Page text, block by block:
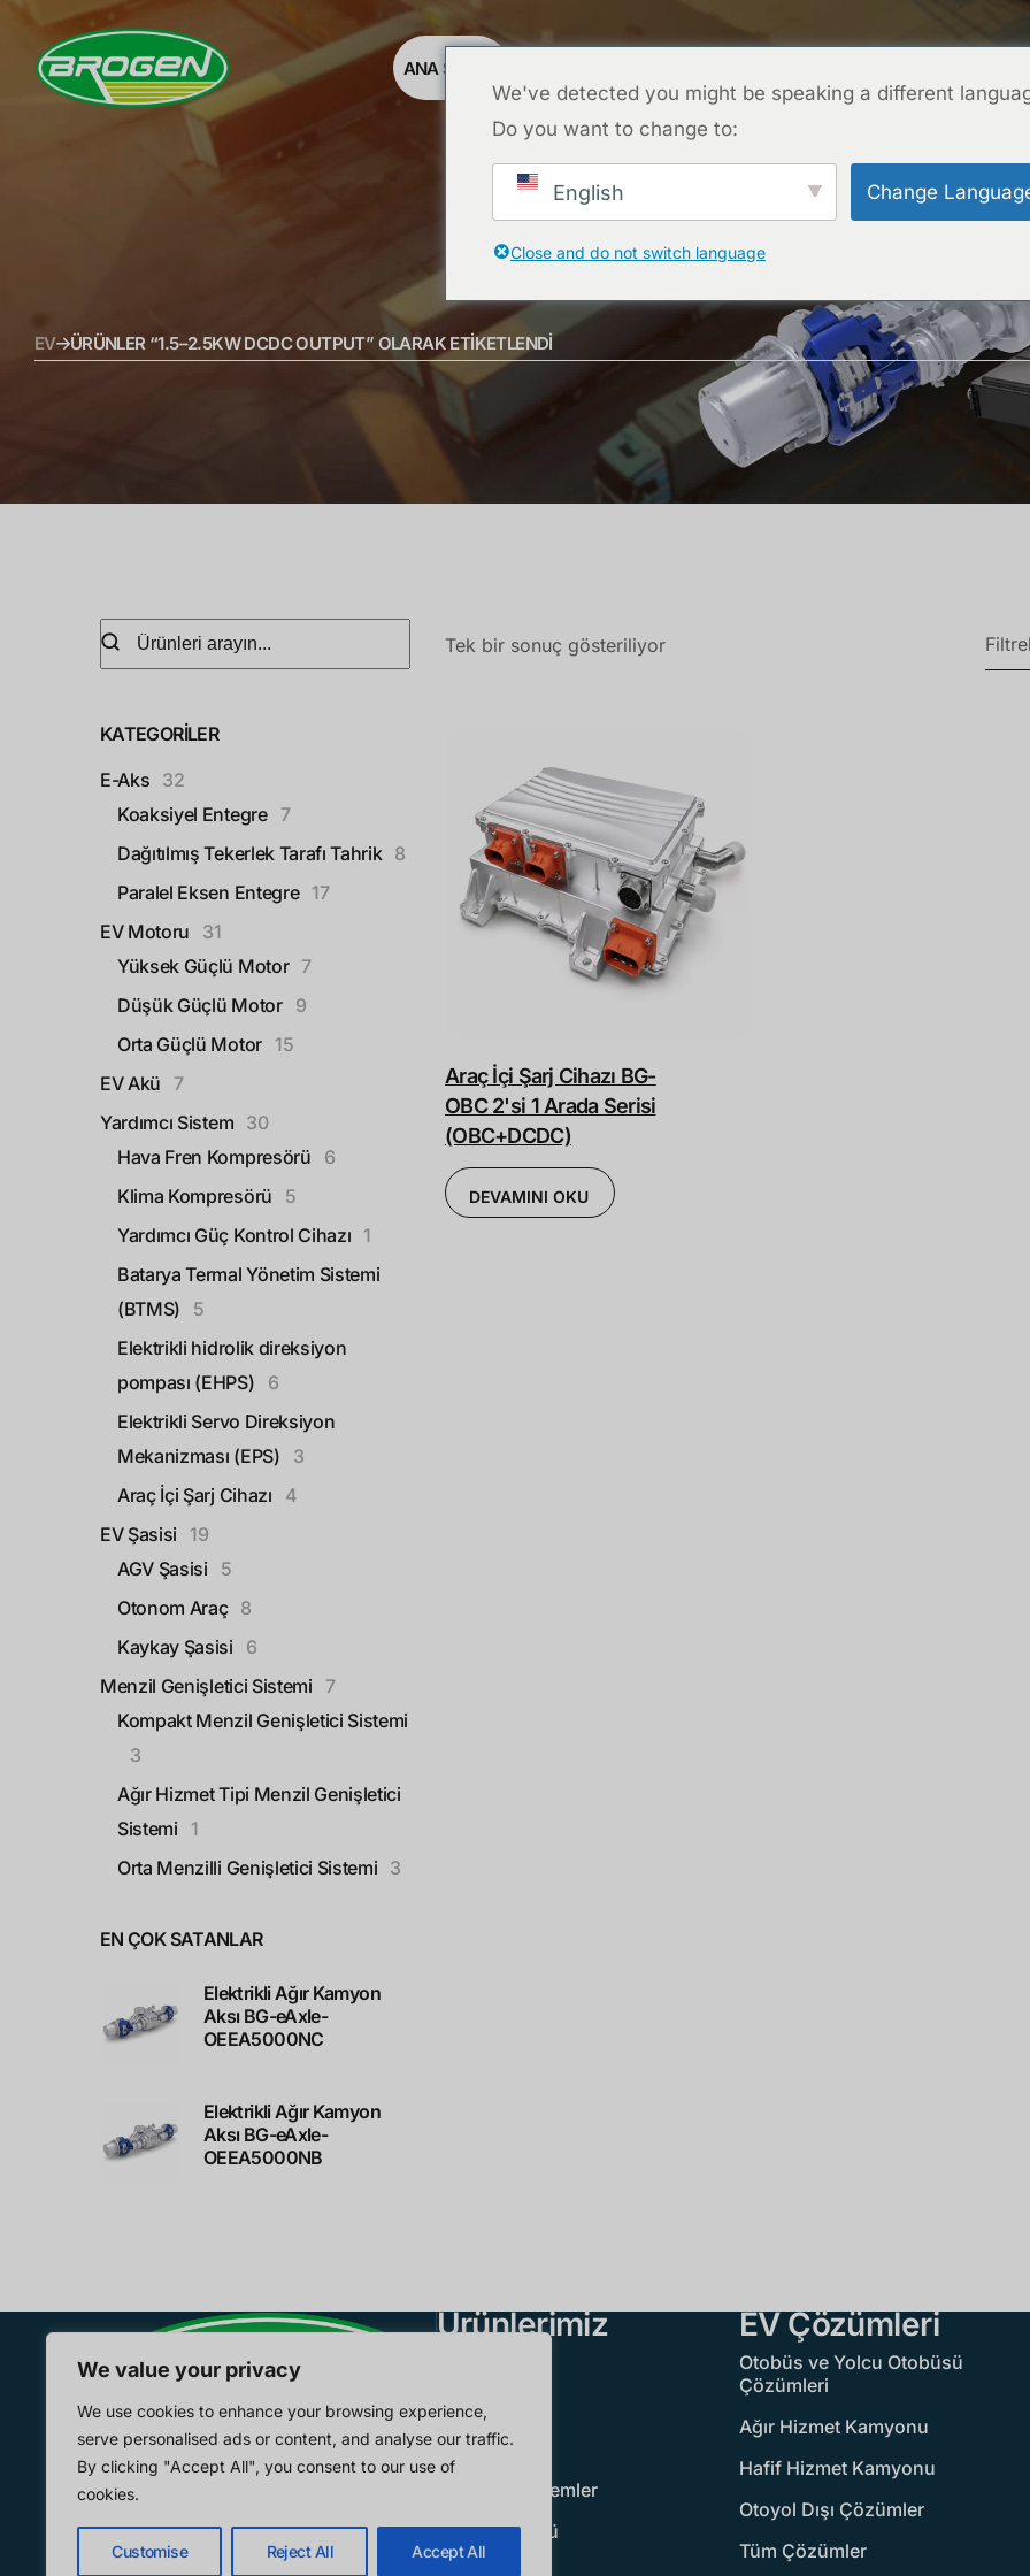
We value your privacy
We use cookies to enhance your browsing experience,
serve personalised ads or content, and analyse our traffic.
By clicking "Accept All", you consent to our use of
cookies.
Customise Reject All Accept All
ANA SAYFA
EV ÜRÜNLER “1.5–2.5KW DCDC OUTPUT” OLARAK ETIKETLENDI
Tek bir sonuç gösteriliyor
Araç İçi Şarj Cihazı BG-
OBC 2'si 1 Arada Serisi
(OBC+DCDC)
DEVAMINI OKU
KATEGORILER
E-Aks 32
Koaksiyel Entegre
7
Dağıtılmış Tekerlek Tarafı Tahrik 8
Paralel Eksen Entegre 17
EV Motoru
31
Yüksek Güçlü Motor 7
Düşük Güçlü Motor
9
Orta Güçlü Motor
15
EV Akü
7
Yardımcı Sistem 30
Hava Fren Kompresörü
6
Klima Kompresörü
5
Yardımcı Güç Kontrol Cihazı 1
Batarya Termal Yönetim Sistemi
(BTMS)
5
Elektrikli hidrolik direksiyon
pompası (EHPS)
6
Elektrikli Servo Direksiyon
Mekanizması (EPS)
3
Araç İçi Şarj Cihazı
4
EV Şasisi
19
AGV Şasisi
5
Otonom Araç 8
Kaykay Şasisi
6
Menzil Genişletici Sistemi
7
Kompakt Menzil Genişletici Sistemi
3
Ağır Hizmet Tipi Menzil Genişletici
Sistemi
1
Orta Menzilli Genişletici Sistemi 3
EN ÇOK SATANLAR
Elektrikli Ağır Kamyon
Aksı BG-eAxle-
OEEA5000NC
Elektrikli Ağır Kamyon
Aksı BG-eAxle-
OEEA5000NB
inquiry@brogenmotors.com
+86 19352135902
Oda 705, Bina D1, 388 Puwang
Yolu, Minhang, Şanghay, Çin
Ürünlerimiz
EV Motorları
EV Akü
Yardımcı Sistemler
Tarayıcı Tümü
EV Çözümleri
Otobüs ve Yolcu Otobüsü
Çözümleri
Ağır Hizmet Kamyonu
Hafif Hizmet Kamyonu
Otoyol Dışı Çözümler
Tüm Çözümler
We've detected you might be speaking a different
Do you want to change to:
English Change
Close and do not switch language